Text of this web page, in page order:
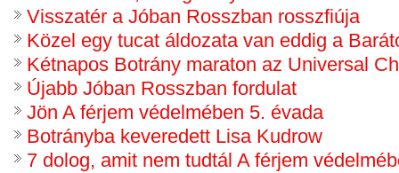
Visszatér a Jóban Rosszban rosszfiúja
Közel egy tucat áldozata van eddig a
Kétnapos Botrány maraton az Universal
Újabb Jóban Rosszban fordulat
Jön A férjem védelmében 5. évada
Botrányba keveredett Lisa Kudrow
7 dolog, amit nem tudtál A férjem